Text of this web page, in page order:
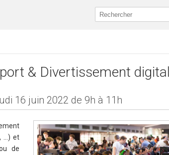
& Divertissement digital
16 juin 2022 de 9h à 11h
…) et
de